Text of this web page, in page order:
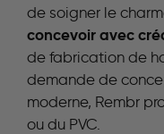
de soigner le
concevoir avec
de fabrication de
demande de
moderne, Rembr
ou du PVC.